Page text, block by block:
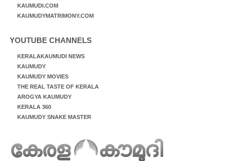
KAUMUDI.COM
KAUMUDYMATRIMONY.COM
YOUTUBE CHANNELS
KERALAKAUMUDI NEWS
KAUMUDY
KAUMUDY MOVIES
THE REAL TASTE OF KERALA
AROGYA KAUMUDY
KERALA 360
KAUMUDY SNAKE MASTER